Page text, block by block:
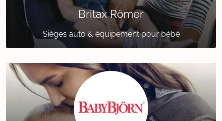
Britax Römer
Sièges auto & équipement pour bébé